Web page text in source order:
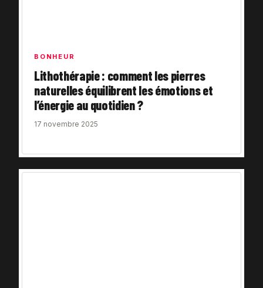
BONHEUR
Lithothérapie : comment les pierres
naturelles équilibrent les émotions et
l’énergie au quotidien ?
17 novembre 2025